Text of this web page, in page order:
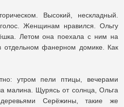
Высокий, нескладный.
Женщинам нравился. Ольгу
Летом она поехала с ним на
отдельном фанерном домике. Как
утром пели птицы, вечерами
малина. Щурясь от солнца, Ольга
Cерёжины, такие же